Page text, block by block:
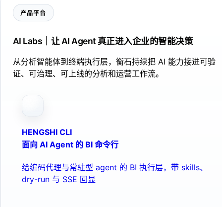
产品平台
AI Labs｜让 AI Agent 真正进入企业的智能决策
从分析智能体到终端执行层，衡石持续把 AI 能力接进可验
证、可治理、可上线的分析和运营工作流。
HENGSHI CLI
面向 AI Agent 的 BI 命令行
给编码代理与常驻型 agent 的 BI 执行层，带 skills、
dry-run 与 SSE 回显